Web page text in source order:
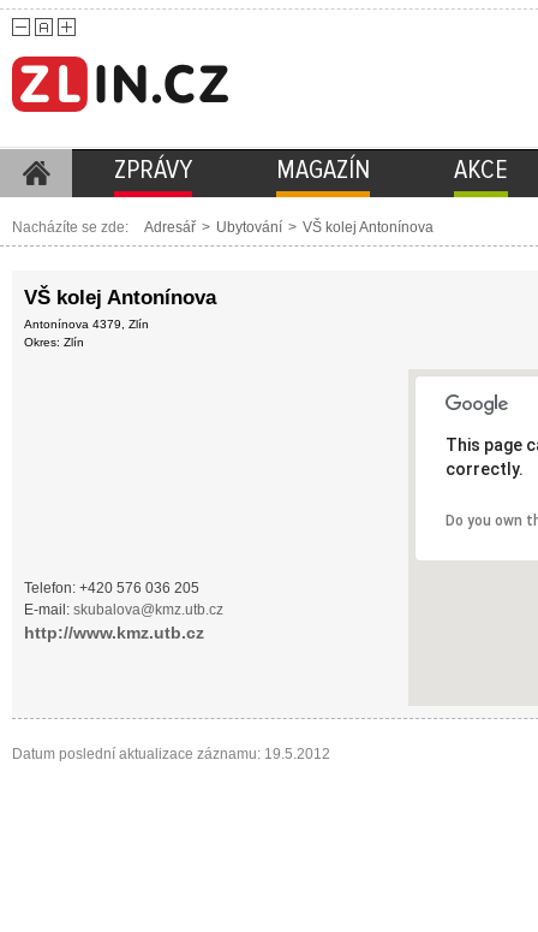
ZPRÁVY MAGAZÍN AKCE
Nacházíte se zde: Adresář > Ubytování > VŠ kolej Antonínova
VŠ kolej Antonínova
Antonínova 4379, Zlín
Okres: Zlín
Telefon: +420 576 036 205
E-mail: skubalova@kmz.utb.cz
http://www.kmz.utb.cz
This page
correctly.
Do you own
Datum poslední aktualizace záznamu: 19.5.2012